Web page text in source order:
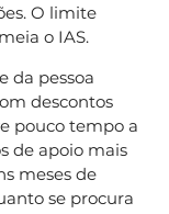
O limite
o IAS.
da pessoa
descontos
pouco tempo a
de apoio mais
meses de
se procura